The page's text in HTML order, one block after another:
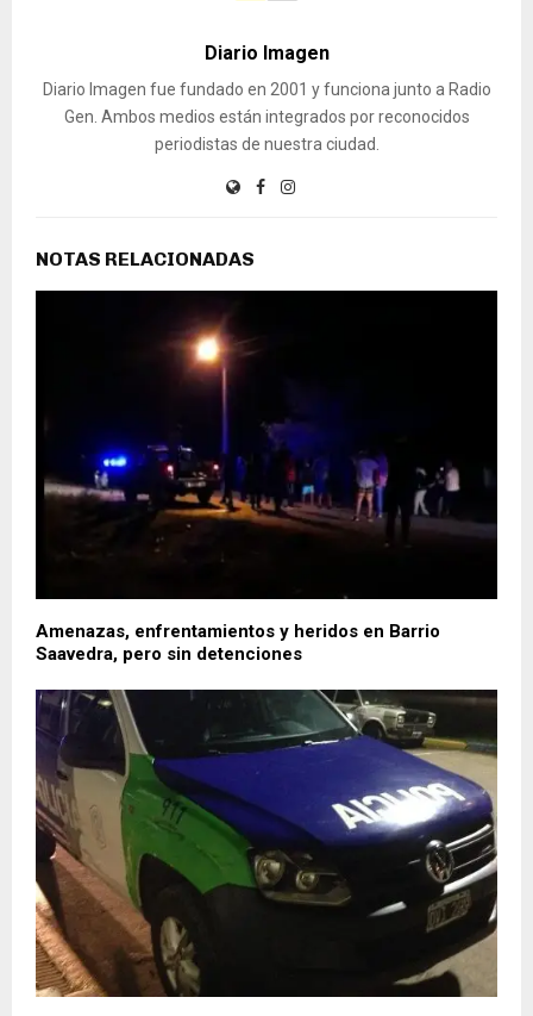
Diario Imagen
Diario Imagen fue fundado en 2001 y funciona junto a Radio
Gen. Ambos medios están integrados por reconocidos
periodistas de nuestra ciudad.
NOTAS RELACIONADAS
Amenazas, enfrentamientos y heridos en Barrio
Saavedra, pero sin detenciones